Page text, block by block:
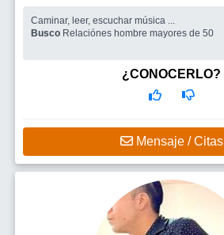
Caminar, leer, escuchar música ...
Busco Relaciónes hombre mayores de 50
¿CONOCERLO?
Mensaje / Citas